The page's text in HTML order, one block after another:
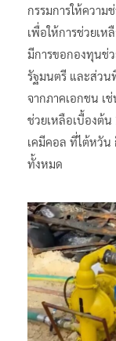
กรรมการให้ควา
เพื่อให้การช่วยเ
มีการขอกองทุนช่
รัฐมนตรี และส่วน
จากภาคเอกชน เ
ช่วยเหลือเบื้องต้
เคมีคอล ที่ไต้หวัน
ทั้งหมด